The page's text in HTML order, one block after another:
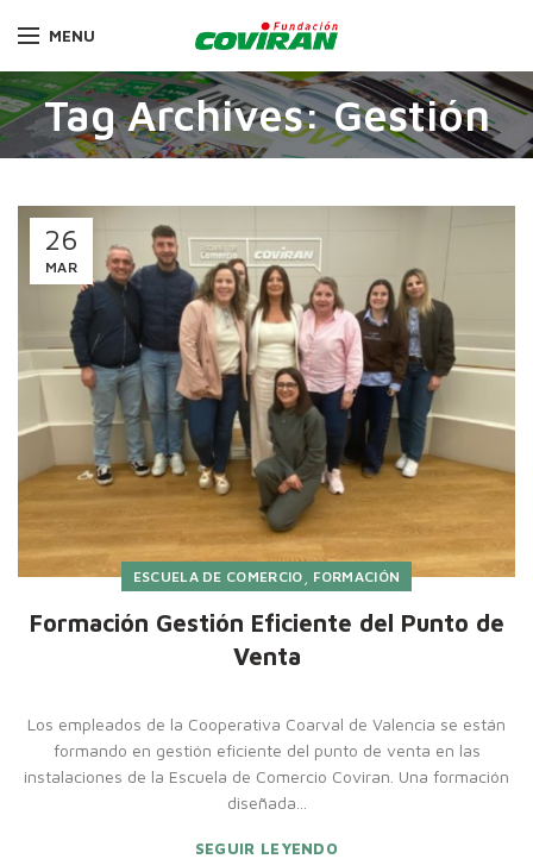
MENU
Tag Archives: Gestión
26
MAR
ESCUELA DE COMERCIO FORMACIÓN
Formación Gestión Eficiente del Punto de
Venta
Los empleados de la Cooperativa Coarval de Valencia se están
formando en gestión eficiente del punto de venta en las
instalaciones de la Escuela de Comercio Coviran. Una formación
diseñada...
SEGUIR LEYENDO